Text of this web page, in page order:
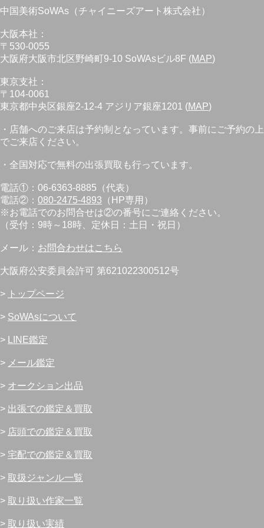
中国美術SoWAs（チャイニーズアート株式会社）
大阪本社：
〒530-0055
大阪府大阪市北区野崎町9-10 SoWAsビル8F (MAP)
東京支社：
〒104-0061
東京都中央区銀座2-12-4 アジリア銀座1201 (MAP)
・店舗へのご来店は予約制となっています。事前にご予約の上
でご来店ください。
・全国対応で無料の出張買取も行っています。
電話①：06-6363-8885（代表）
電話②： 080-2475-4893 （HP専用）
※お電話でのお問合せは②の番号にご連絡ください。
（受付：9時～18時、定休日：土日・祝日）
メール： お問合わせはこちら
大阪府公安委員会許可 第621022300512号
> トップページ
> SoWAsについて
> LINE鑑定
> メール鑑定
> オークション出品
> 出張での鑑定＆買取
> 店頭での鑑定＆買取
> 宅配での鑑定＆買取
> 取扱ジャンル一覧
> 取り扱い作家一覧
> 取り扱い実績